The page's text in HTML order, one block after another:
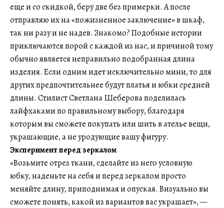
еще и со скидкой, беру две без примерки. А после
отправляю их на «пожизненное заключение» в шкаф,
так ни разу и не надев. Знакомо? Подобные истории
приключаются порой с каждой из нас, и причиной тому
обычно является неправильно подобранная длина
изделия. Если одним идет исключительно мини, то для
других предпочтительнее будут платья и юбки средней
длины. Стилист Светлана Шеберова поделилась
лайфхаками по правильному выбору, благодаря
которым вы сможете покупать или шить в ателье вещи,
украшающие, а не уродующие вашу фигуру.
Эксперимент перед зеркалом
«Возьмите отрез ткани, сделайте из него условную
юбку, наденьте на себя и перед зеркалом просто
меняйте длину, приподнимая и опуская. Визуально вы
сможете понять, какой из вариантов вас украшает», —